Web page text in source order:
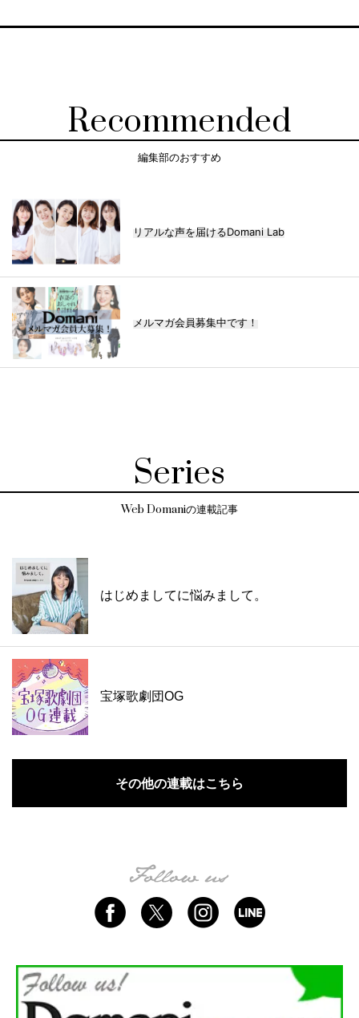
Recommended
編集部のおすすめ
リアルな声を届けるDomani Lab
メルマガ会員募集中です！
Series
Web Domaniの連載記事
はじめましてに悩みまして。
宝塚歌劇団OG
その他の連載はこちら